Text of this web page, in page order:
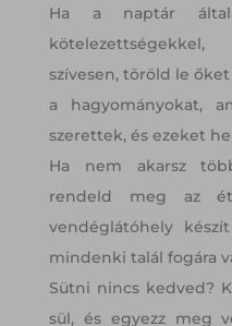
Ha a naptár
szívesen, töröld le őket
a hagyományokat,
szerettek, és ezeket
Ha nem akarsz
rendeld meg az
vendéglátóhely
mindenki talál fogára
Sütni nincs kedved?
sül, és egyezz meg